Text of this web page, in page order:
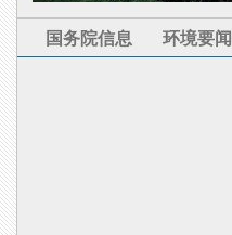
国务院信息 环境要闻